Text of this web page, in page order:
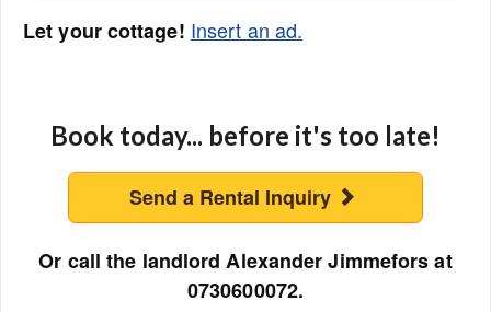
Let your cottage! Insert an ad.
Book today... before it's too late!
Send a Rental Inquiry
Or call the landlord Alexander Jimmefors at
0730600072.